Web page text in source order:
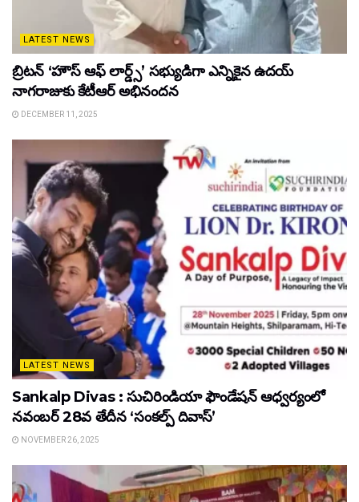
LATEST NEWS
బ్రిటన్ ‘హౌస్ ఆఫ్ లార్డ్స్’ సభ్యుడిగా ఎన్నికైన ఉదయ్
నాగరాజుకు కేటీఆర్ అభినందన
DECEMBER 11, 2025
LATEST NEWS
Sankalp Divas : సుచిరిండియా ఫౌండేషన్ ఆధ్వర్యంలో
నవంబర్ 28వ తేదీన ‘సంకల్ప్ దివాస్’
NOVEMBER 26, 2025